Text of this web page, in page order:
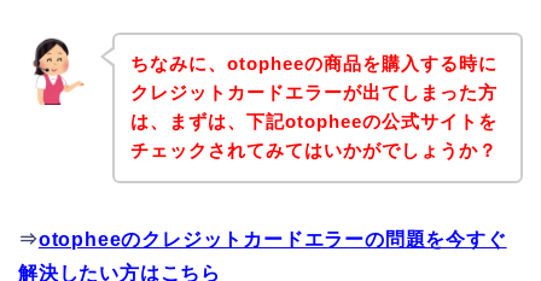
ちなみに、otopheeの商品を購入する時に
クレジットカードエラーが出てしまった方
は、まずは、下記otopheeの公式サイトを
チェックされてみてはいかがでしょうか？
⇒otopheeのクレジットカードエラーの問題を今すぐ
解決したい方はこちら